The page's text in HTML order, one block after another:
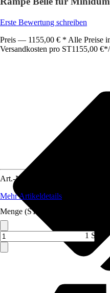
Erste Bewertung schreiben
Preis — 1155,00 € * Alle Preise
Versandkosten pro ST1155,00 €*/
Art.-Nr.
Mehr Artikeldetails
Menge (ST)
1 ST